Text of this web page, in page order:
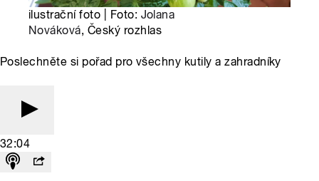
ilustrační foto | Foto: Jolana
Nováková, Český rozhlas
Poslechněte si pořad pro všechny kutily a zahradníky
32:04